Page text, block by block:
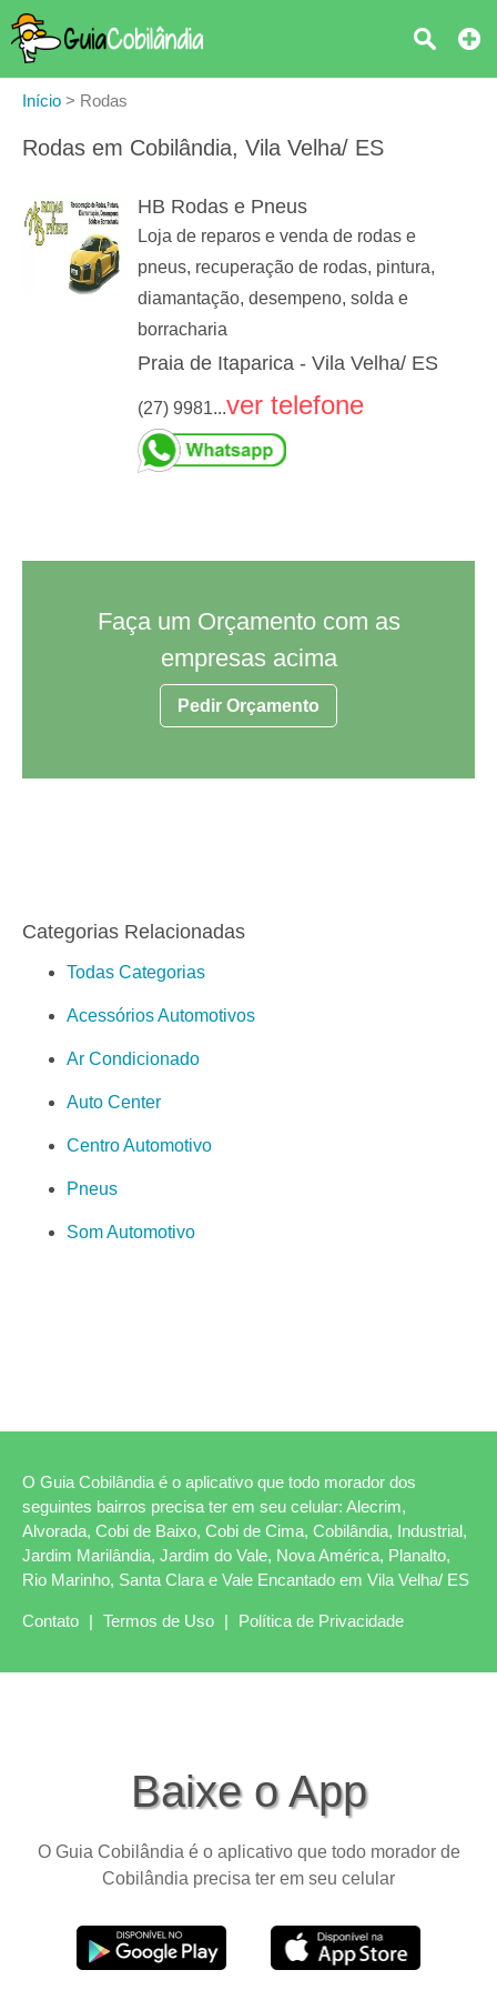
Início > Rodas
Rodas em Cobilândia, Vila Velha/ ES
HB Rodas e Pneus
Loja de reparos e venda de rodas e
pneus, recuperação de rodas, pintura,
diamantação, desempeno, solda e
borracharia
Praia de Itaparica - Vila Velha/ ES
(27) 9981...ver telefone
Faça um Orçamento com as
empresas acima
Pedir Orçamento
Categorias Relacionadas
Todas Categorias
Acessórios Automotivos
Ar Condicionado
Auto Center
Centro Automotivo
Pneus
Som Automotivo
O Guia Cobilândia é o aplicativo que todo morador dos
seguintes bairros precisa ter em seu celular: Alecrim,
Alvorada, Cobi de Baixo, Cobi de Cima, Cobilândia, Industrial,
Jardim Marilândia, Jardim do Vale, Nova América, Planalto,
Rio Marinho, Santa Clara e Vale Encantado em Vila Velha/ ES
Contato | Termos de Uso | Política de Privacidade
Baixe o App
O Guia Cobilândia é o aplicativo que todo morador de
Cobilândia precisa ter em seu celular